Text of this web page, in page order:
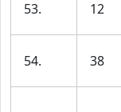
53. 12
54. 38